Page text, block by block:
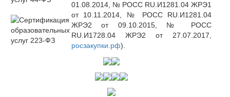
01.08.2014, № РОСС RU.И1281.04 ЖРЭ1
от 10.11.2014, № РОСС RU.И1281.04
ЖРЭ2 от 09.10.2015, № РОСС
RU.И1728.04 ЖРЭ2 от 27.07.2017,
росзакупки.рф).